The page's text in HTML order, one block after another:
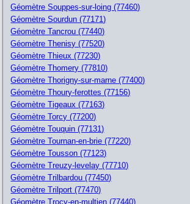
Géomètre Souppes-sur-loing (77460)
Géomètre Sourdun (77171)
Géomètre Tancrou (77440)
Géomètre Thenisy (77520)
Géomètre Thieux (77230)
Géomètre Thomery (77810)
Géomètre Thorigny-sur-marne (77400)
Géomètre Thoury-ferottes (77156)
Géomètre Tigeaux (77163)
Géomètre Torcy (77200)
Géomètre Touquin (77131)
Géomètre Tournan-en-brie (77220)
Géomètre Tousson (77123)
Géomètre Treuzy-levelay (77710)
Géomètre Trilbardou (77450)
Géomètre Trilport (77470)
Géomètre Trocy-en-multien (77440)